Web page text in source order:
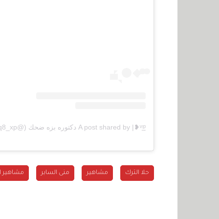
A post shared by |❥ᵛ͢ᵎᵖ دكتوره بزه ضحك (@q8_xp)
حلا الترك مشاهير منى السابر مشاهير